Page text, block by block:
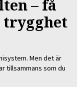
– få
Men det är
tillsammans som du